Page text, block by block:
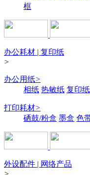
框
办公耗材 | 复印纸
>
办公用纸>
相纸 热敏纸 复印纸
打印耗材>
硒鼓/粉盒 墨盒 色
外设配件 | 网络产品